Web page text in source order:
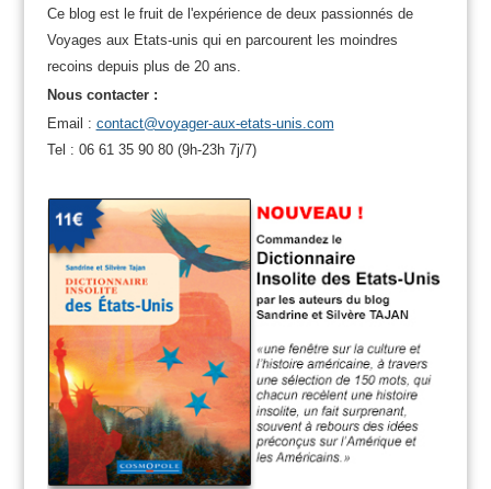
Ce blog est le fruit de l'expérience de deux passionnés de
Voyages aux Etats-unis qui en parcourent les moindres
recoins depuis plus de 20 ans.
Nous contacter :
Email : contact@voyager-aux-etats-unis.com
Tel : 06 61 35 90 80 (9h-23h 7j/7)